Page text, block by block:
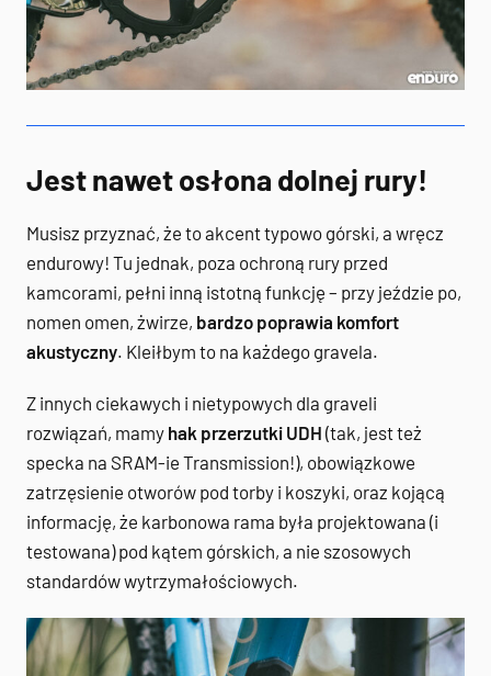
Jest nawet osłona dolnej rury!
Musisz przyznać, że to akcent typowo górski, a wręcz
endurowy! Tu jednak, poza ochroną rury przed
kamcorami, pełni inną istotną funkcję – przy jeździe po,
nomen omen, żwirze, bardzo poprawia komfort
akustyczny. Kleiłbym to na każdego gravela.
Z innych ciekawych i nietypowych dla graveli
rozwiązań, mamy hak przerzutki UDH (tak, jest też
specka na SRAM-ie Transmission!), obowiązkowe
zatrzęsienie otworów pod torby i koszyki, oraz kojącą
informację, że karbonowa rama była projektowana (i
testowana) pod kątem górskich, a nie szosowych
standardów wytrzymałościowych.